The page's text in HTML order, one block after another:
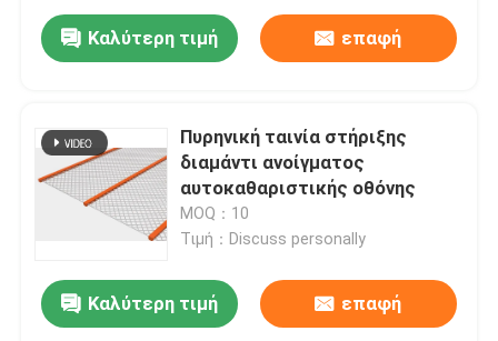
Καλύτερη τιμή επαφή
Πυρηνική ταινία στήριξης
διαμάντι ανοίγματος
αυτοκαθαριστικής οθόνης
MOQ：10
Τιμή：Discuss personally
Καλύτερη τιμή επαφή